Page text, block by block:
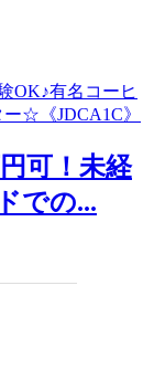
可！未経
での...